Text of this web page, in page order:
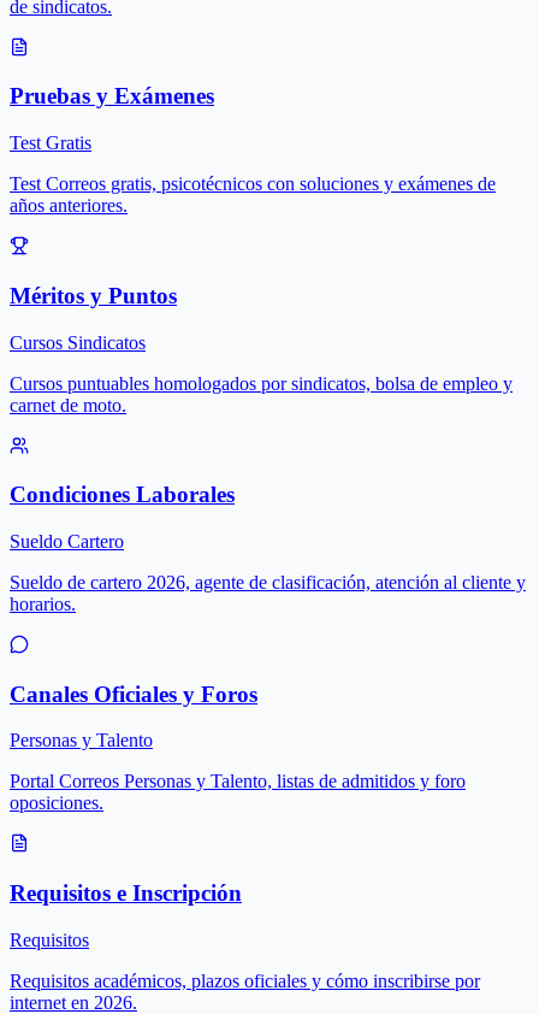
de sindicatos.
Pruebas y Exámenes
Test Gratis
Test Correos gratis, psicotécnicos con soluciones y exámenes de
años anteriores.
Méritos y Puntos
Cursos Sindicatos
Cursos puntuables homologados por sindicatos, bolsa de empleo y
carnet de moto.
Condiciones Laborales
Sueldo Cartero
Sueldo de cartero 2026, agente de clasificación, atención al cliente y
horarios.
Canales Oficiales y Foros
Personas y Talento
Portal Correos Personas y Talento, listas de admitidos y foro
oposiciones.
Requisitos e Inscripción
Requisitos
Requisitos académicos, plazos oficiales y cómo inscribirse por
internet en 2026.